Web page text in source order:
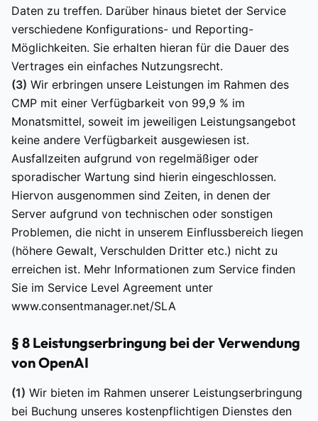
Daten zu treffen. Darüber hinaus bietet der Service
verschiedene Konfigurations- und Reporting-
Möglichkeiten. Sie erhalten hieran für die Dauer des
Vertrages ein einfaches Nutzungsrecht.
(3) Wir erbringen unsere Leistungen im Rahmen des
CMP mit einer Verfügbarkeit von 99,9 % im
Monatsmittel, soweit im jeweiligen Leistungsangebot
keine andere Verfügbarkeit ausgewiesen ist.
Ausfallzeiten aufgrund von regelmäßiger oder
sporadischer Wartung sind hierin eingeschlossen.
Hiervon ausgenommen sind Zeiten, in denen der
Server aufgrund von technischen oder sonstigen
Problemen, die nicht in unserem Einflussbereich liegen
(höhere Gewalt, Verschulden Dritter etc.) nicht zu
erreichen ist. Mehr Informationen zum Service finden
Sie im Service Level Agreement unter
www.consentmanager.net/SLA
§ 8 Leistungserbringung bei der Verwendung
von OpenAI
(1) Wir bieten im Rahmen unserer Leistungserbringung
bei Buchung unseres kostenpflichtigen Dienstes den